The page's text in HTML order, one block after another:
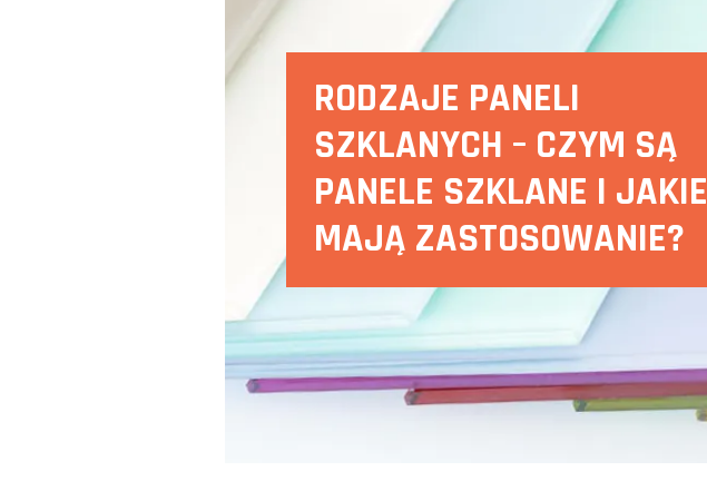
RODZAJE PANELI
SZKLANYCH – CZYM SĄ
PANELE SZKLANE I JAKIE
MAJĄ ZASTOSOWANIE?